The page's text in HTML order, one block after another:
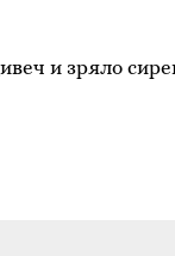
и зряло